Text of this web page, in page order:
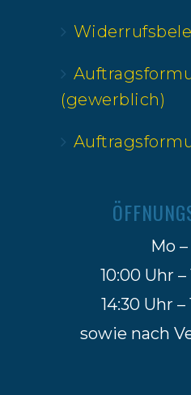
(gewerblich)
Mo
10:00 Uhr –
14:30 Uhr –
sowie nach